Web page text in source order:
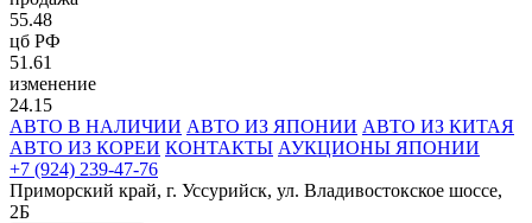
55.48
цб РФ
51.61
изменение
24.15
АВТО В НАЛИЧИИ АВТО ИЗ ЯПОНИИ АВТО ИЗ КИТАЯ
АВТО ИЗ КОРЕИ КОНТАКТЫ АУКЦИОНЫ ЯПОНИИ
+7 (924) 239-47-76
Приморский край, г. Уссурийск, ул. Владивостокское шоссе,
2Б